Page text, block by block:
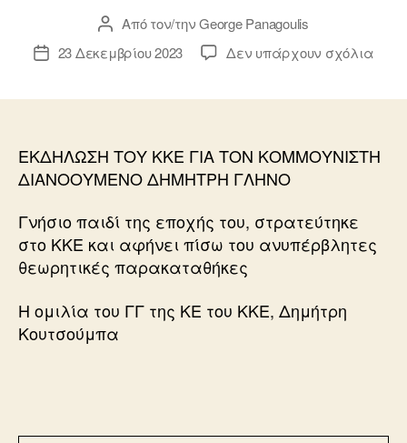
Συντάκτης
άρθρου
Από τον/τηνGeorge Panagoulis
Ημ.23 Δεκεμβρίου 2023 Δεν υπάρχουν σχόλιαστο
ΕΚΔΗΛΩΣΗ ΤΟΥ ΚΚΕ ΓΙΑ ΤΟΝ ΚΟΜΜΟΥΝΙΣΤΗ
ΔΙΑΝΟΟΥΜΕΝΟ ΔΗΜΗΤΡΗ ΓΛΗΝΟ
Γνήσιο παιδί της εποχής του, στρατεύτηκε
στο ΚΚΕ και αφήνει πίσω του ανυπέρβλητες
θεωρητικές παρακαταθήκες
Η ομιλία του ΓΓ της ΚΕ του ΚΚΕ, Δημήτρη
Κουτσούμπα